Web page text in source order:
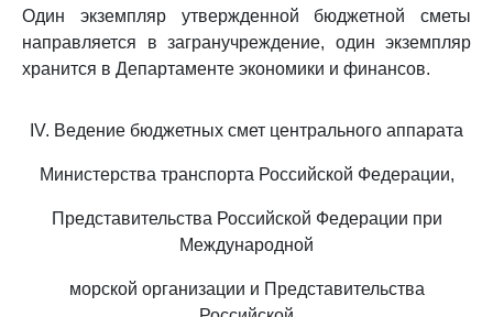
Один экземпляр утвержденной бюджетной сметы
направляется в загранучреждение, один экземпляр
хранится в Департаменте экономики и финансов.
IV. Ведение бюджетных смет центрального аппарата
Министерства транспорта Российской Федерации,
Представительства Российской Федерации при
Международной
морской организации и Представительства